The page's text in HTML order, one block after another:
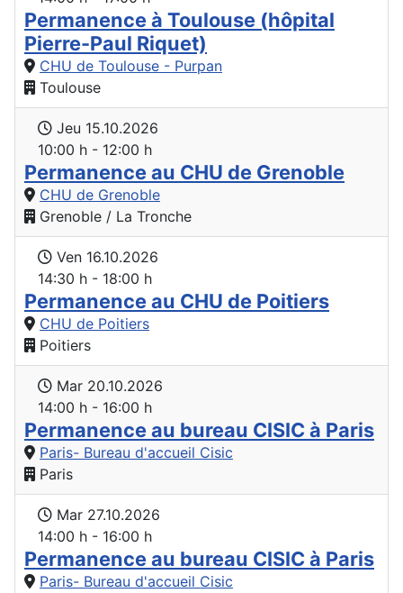
Permanence à Toulouse (hôpital
Pierre-Paul Riquet)
CHU de Toulouse - Purpan
Toulouse
Jeu 15.10.2026
10:00 h - 12:00 h
Permanence au CHU de Grenoble
CHU de Grenoble
Grenoble / La Tronche
Ven 16.10.2026
14:30 h - 18:00 h
Permanence au CHU de Poitiers
CHU de Poitiers
Poitiers
Mar 20.10.2026
14:00 h - 16:00 h
Permanence au bureau CISIC à Paris
Paris- Bureau d'accueil Cisic
Paris
Mar 27.10.2026
14:00 h - 16:00 h
Permanence au bureau CISIC à Paris
Paris- Bureau d'accueil Cisic